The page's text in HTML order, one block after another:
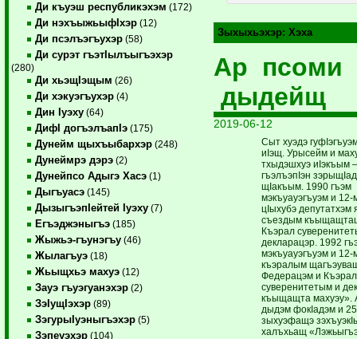
Ди къуэш республикэхэм (172)
Ди нэхъыжьыфIхэр (12)
Ди псэлъэгъухэр (58)
Ди сурэт гъэтIылъыгъэхэр
(280)
Ди хьэщIэщым (26)
Ди хэкуэгъухэр (4)
Дин Iуэху (64)
ДифI догъэлъапIэ (175)
Дунейм щыхъыбархэр (248)
Дунеймрэ дэрэ (2)
Дунейпсо Адыгэ Хасэ (1)
Дыгъуасэ (145)
ДызыгъэпIейтей Iуэху (7)
Егъэджэныгъэ (185)
Жыжьэ-гъунэгъу (46)
Жылагъуэ (18)
Жьыщхьэ махуэ (12)
Зауэ гъуэгуанэхэр (2)
ЗэIущIэхэр (89)
ЗэгурыIуэныгъэхэр (5)
Зэпеуэхэр (104)
Зыхыхьэхэр: Хэха
Ар псоми
дыдейщ
2019-06-12
Сыт хуэдэ
иIэщ. Урысейм и
тхыдэшхуэ иIэкъым
гъэлъэпIэн
щIакъым. 1990 гъэм
мэкъуауэгъуэм и
цIыхубэ депутатхэм
съездым
Къэрал
декларацэр. 1992
мэкъуауэгъуэм и 12-
къэралым
Федерацэм и Къэрал
суверенитетым и
къыщащта махуэу».
дыдэм фокIадэм и
зыхуэфащэ
халъхьащ